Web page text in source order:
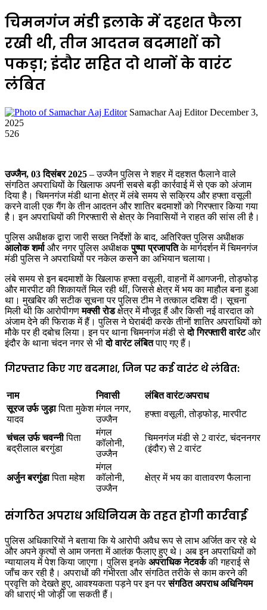
चिमनगंज मंडी इलाके में दहशत फैला
रखी थी, तीन आदतन बदमाशों को
पकड़ा; इंदौर सहित दो थानों के वारंट
लंबित
Samachar Aaj Editor Send
December 3,
2025
526
उज्जैन, 03 दिसंबर 2025 – उज्जैन पुलिस ने शहर में दहशत फैलाने वाले
संगठित अपराधियों के खिलाफ अपनी सबसे बड़ी कार्रवाई में से एक को अंजाम
दिया है। चिमनगंज मंडी थाना क्षेत्र में लंबे समय से सक्रिय और हफ्ता वसूली
करने वाली एक गैंग के तीन आदतन और शातिर बदमाशों को गिरफ्तार किया गया
है। इन अपराधियों की गिरफ्तारी से क्षेत्र के निवासियों ने राहत की सांस ली है।
पुलिस अधीक्षक द्वारा जारी सख्त निर्देशों के बाद, अतिरिक्त पुलिस अधीक्षक
आलोक शर्माऔर नगर पुलिस अधीक्षकपुष्पा प्रजापतिके मार्गदर्शन में चिमनगंज
मंडी पुलिस ने अपराधियों पर नकेल कसने का अभियान चलाया।
लंबे समय से इन बदमाशों के खिलाफ हफ्ता वसूली, वाहनों में आगजनी, तोड़फोड़
और मारपीट की शिकायतें मिल रही थीं, जिससे क्षेत्र में भय का माहौल बना हुआ
था। मुखबिर की सटीक सूचना पर पुलिस टीम ने तत्काल दबिश दी। सूचना
मिली थी कि आरोपीगणमक्सी रोडक्षेत्र में मौजूद हैं और किसी नई वारदात को
अंजाम देने की फिराक में हैं। पुलिस ने घेराबंदी करके तीनों शातिर अपराधियों को
मौके पर ही दबोच लिया। इन पर थाना चिमनगंज मंडी सेदो गिरफ्तारी वारंटऔर
इंदौर के थाना चंदन नगर से भीदो वारंट लंबितपाए गए हैं।
गिरफ्तार किए गए बदमाश, जिन पर कई वारंट थे लंबित:
नाम निवासी
लंबित वारंट/अपराध
सूरज उर्फ जुड़ापिता मुकेश
यादव
मंगल नगर,
उज्जैन
हफ्ता वसूली, तोड़फोड़, मारपीट
चंचल उर्फ चवन्नीपिता
बद्रीलाल बरगुंडा
मंगल
कॉलोनी,
उज्जैन
चिमनगंज मंडी से 2 वारंट, चंदननगर
(इंदौर) से 2 वारंट
अर्जुन बरगुंडापिता महेश
मंगल
कॉलोनी,
उज्जैन
क्षेत्र में भय का वातावरण फैलाना
संगठित अपराध अधिनियम के तहत होगी कार्रवाई
पुलिस अधिकारियों ने बताया कि ये आरोपी अवैध रूप से लाभ अर्जित कर रहे थे
और अपने कृत्यों से आम जनता में आतंक फैलाए हुए थे। अब इन अपराधियों को
न्यायालय में पेश किया जाएगा। पुलिस इनकेअपराधिक नेटवर्ककी गहराई से
जाँच कर रही है। अपराधों की गंभीरता और संगठित तरीके से काम करने की
प्रवृत्ति को देखते हुए, आवश्यकता पड़ने पर इन परसंगठित अपराध अधिनियम
की धाराएं भी जोड़ी जा सकती हैं।